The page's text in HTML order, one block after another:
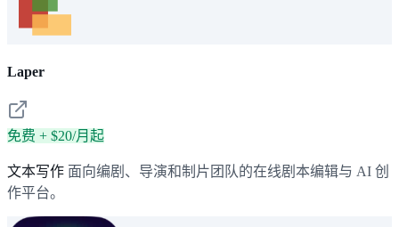
Laper
免费 + $20/月起
文本写作 面向编剧、导演和制片团队的在线剧本编辑与 AI 创
作平台。